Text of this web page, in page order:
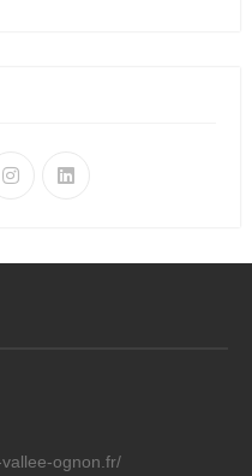
ognon.fr/